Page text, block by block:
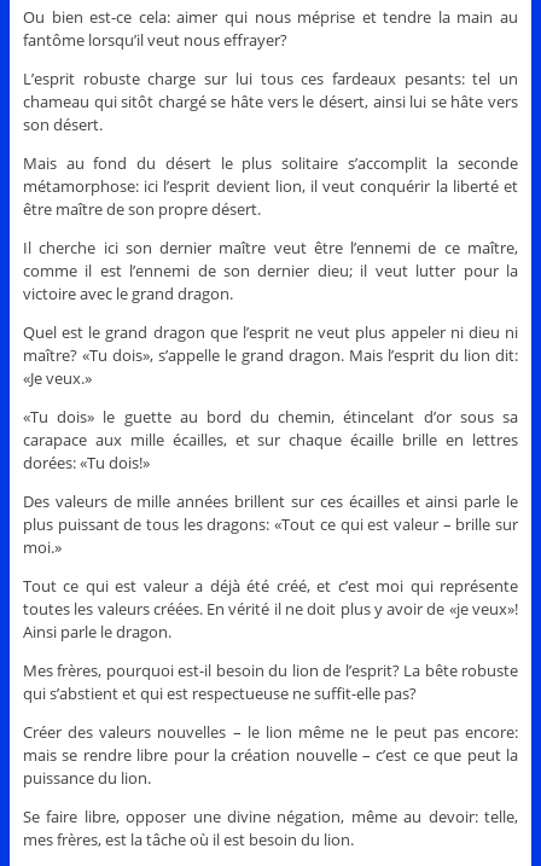
Ou bien est-ce cela: aimer qui nous méprise et tendre la main au
fantôme lorsqu’il veut nous effrayer?
L’esprit robuste charge sur lui tous ces fardeaux pesants: tel un
chameau qui sitôt chargé se hâte vers le désert, ainsi lui se hâte vers
son désert.
Mais au fond du désert le plus solitaire s’accomplit la seconde
métamorphose: ici l’esprit devient lion, il veut conquérir la liberté et
être maître de son propre désert.
Il cherche ici son dernier maître veut être l’ennemi de ce maître,
comme il est l’ennemi de son dernier dieu; il veut lutter pour la
victoire avec le grand dragon.
Quel est le grand dragon que l’esprit ne veut plus appeler ni dieu ni
maître? «Tu dois», s’appelle le grand dragon. Mais l’esprit du lion dit:
«Je veux.»
«Tu dois» le guette au bord du chemin, étincelant d’or sous sa
carapace aux mille écailles, et sur chaque écaille brille en lettres
dorées: «Tu dois!»
Des valeurs de mille années brillent sur ces écailles et ainsi parle le
plus puissant de tous les dragons: «Tout ce qui est valeur – brille sur
moi.»
Tout ce qui est valeur a déjà été créé, et c’est moi qui représente
toutes les valeurs créées. En vérité il ne doit plus y avoir de «je veux»!
Ainsi parle le dragon.
Mes frères, pourquoi est-il besoin du lion de l’esprit? La bête robuste
qui s’abstient et qui est respectueuse ne suffit-elle pas?
Créer des valeurs nouvelles – le lion même ne le peut pas encore:
mais se rendre libre pour la création nouvelle – c’est ce que peut la
puissance du lion.
Se faire libre, opposer une divine négation, même au devoir: telle,
mes frères, est la tâche où il est besoin du lion.